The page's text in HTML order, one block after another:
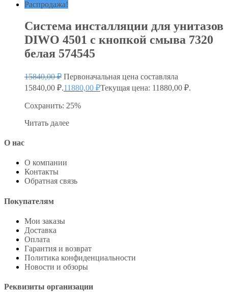
Распродажа!
Система инсталляции для унитазов
DIWO 4501 с кнопкой смыва 7320
белая 574545
15840,00₽ Первоначальная цена составляла
15840,00 ₽.11880,00 ₽Текущая цена: 11880,00 ₽.
Сохранить: 25%
Читать далее
О нас
О компании
Контакты
Обратная связь
Покупателям
Мои заказы
Доставка
Оплата
Гарантия и возврат
Политика конфиденциальности
Новости и обзоры
Реквизиты организации